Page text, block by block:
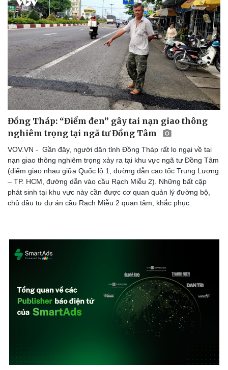
Đồng Tháp: “Điểm đen” gây tai nạn giao thông
nghiêm trọng tại ngã tư Đồng Tâm
VOV.VN - Gần đây, người dân tỉnh Đồng Tháp rất lo ngại về tai
nạn giao thông nghiêm trọng xảy ra tại khu vực ngã tư Đồng Tâm
(điểm giao nhau giữa Quốc lộ 1, đường dẫn cao tốc Trung Lương
– TP. HCM, đường dẫn vào cầu Rạch Miễu 2). Những bất cập
phát sinh tại khu vực này cần được cơ quan quản lý đường bộ,
chủ đầu tư dự án cầu Rạch Miễu 2 quan tâm, khắc phục.